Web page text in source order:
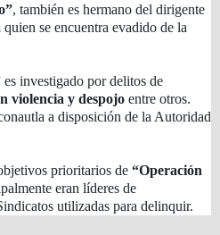
, también es hermano del dirigente
quien se encuentra evadido de la
es investigado por delitos de
violencia y despojo entre otros.
a disposición de la Autoridad
prioritarios de “Operación
eran líderes de
utilizadas para delinquir.